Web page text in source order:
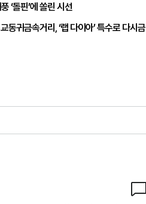
‘돌핀’에 쏠린 시선
동귀금속거리, ‘랩 다이아’ 특수로 다